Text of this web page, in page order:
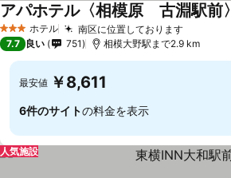
3 ホテルのランク
ホテル 南区に位置しております
アパホテル〈相模原 古淵駅前〉
7.7 良い 751 相模大野駅まで2.9 km
最安値 ￥8,611
6件のサイトの料金を表示
人気施設